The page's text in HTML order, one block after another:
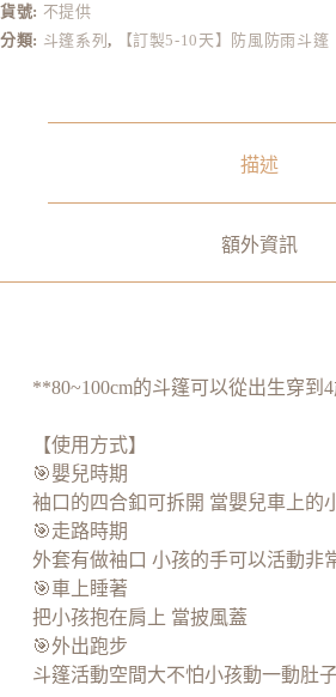
r
n
a
貨號: 不提供
分類: 斗篷系列, 【訂製5-10天】防風防雨斗篷
描述
額外資訊
**80~100cm的斗篷可以從出生穿到
【使用方式】
🎯嬰兒時期
袖口的四合釦可拆開 當嬰兒車上的
🎯走路時期
外套有做袖口 小孩的手可以活動非
🎯車上睡著
把小孩抱在肩上 當披風蓋
🎯外出跑步
斗篷活動空間大不怕小孩動一動肚